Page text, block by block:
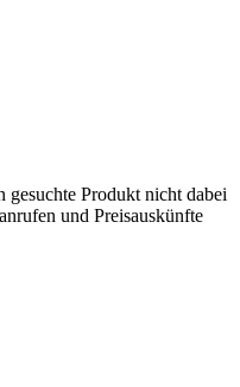
gesuchte Produkt nicht dabei
und Preisauskünfte